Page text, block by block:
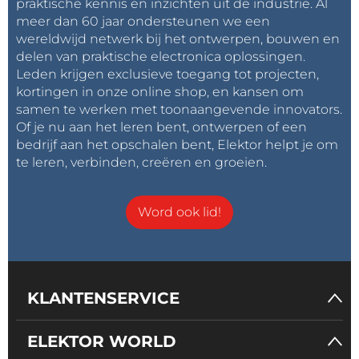
Het toevoegen van intelligentie aan de
hulpmiddelen en de werkvloersystemen om te
helpen bij het vereenvoudigen van het
productieproces en het verbeteren van de productie
efficiëntie door het beheren en controleren van de
taken die de operator uitvoert, nadert zijn voltooiing.
De fabrikant kan deze intelligente tools snel
ontwikkelen en uittesten door gebruik te maken van
de NI SOM. Denk aan het ophalen van aanvaardbare
meetwaarden uit een database, het controleren of
de metingen binnen deze parameters vallen, het
het uitvoeren van geautomatiseerde controles en
kalibratie.
praktische kennis en inzichten uit de industrie. Al
meer dan 60 jaar ondersteunen we een
wereldwijd netwerk bij het ontwerpen, bouwen en
delen van praktische electronica oplossingen.
Leden krijgen exclusieve toegang tot projecten,
kortingen in onze online shop, en kansen om
samen te werken met toonaangevende innovators.
Of je nu aan het leren bent, ontwerpen of een
bedrijf aan het opschalen bent, Elektor helpt je om
te leren, verbinden, creëren en groeien.
Word ook lid!
KLANTENSERVICE
ELEKTOR WORLD